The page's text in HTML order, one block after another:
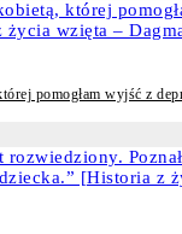
pomogłam wyjść z